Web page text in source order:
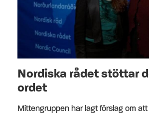
Nordiska rådet stöttar
ordet
Mittengruppen har lagt förslag om att